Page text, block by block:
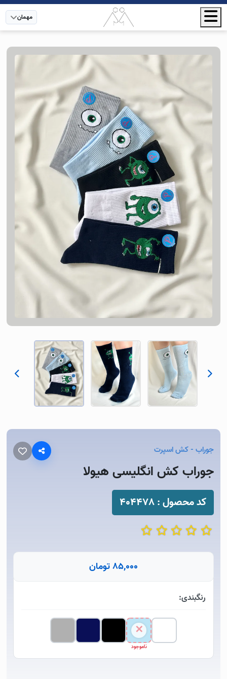
مهمان
جوراب -کش اسپرت
جوراب کش انگلیسی هیولا
کد محصول :404478
85,000 تومان
رنگبندی:
ناموجود